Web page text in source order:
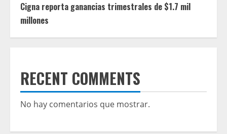
Cigna reporta ganancias trimestrales de $1.7 mil
millones
RECENT COMMENTS
No hay comentarios que mostrar.